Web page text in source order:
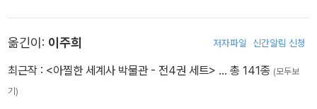
의 노래』를 비롯해 다양한 작품이 여러 나라 말로 옮겨져 세계적으로
사랑받고 있답니다. 2013년에는 문화예술공로훈장 슈발리에를, 201
4년에는 미국의 일러스트레이터협회 금메달을 받았으며, 여러 차례
옮긴이: 이주희 저자파일 신간알림 신청
최근작 : <아찔한 세계사 박물관 - 전4권 세트> … 총 141종 (모두보
기)